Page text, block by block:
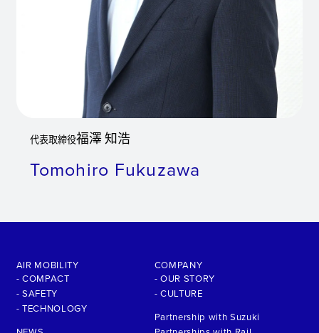
代表取締役福澤 知浩
Tomohiro Fukuzawa
AIR MOBILITY
- COMPACT
- SAFETY
- TECHNOLOGY
COMPANY
- OUR STORY
- CULTURE
Partnership with Suzuki